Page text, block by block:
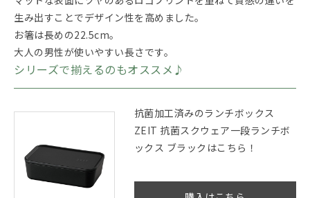
生み出すことでデザイン性を高めました。
お箸は長めの22.5cm。
大人の男性が使いやすい長さです。
シリーズで揃えるのもオススメ♪
抗菌加工済みのランチボックス
ZEIT 抗菌スクウェア一段ランチボ
ックス ブラックはこちら！